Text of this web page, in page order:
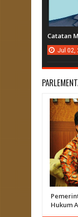
Catatan
Jul 02,
Hukum